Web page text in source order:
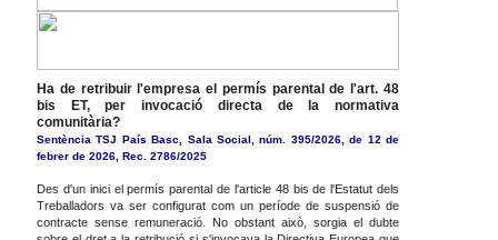
Ha de retribuir l'empresa el permís parental de l'art. 48
bis ET, per invocació directa de la normativa
comunitària?
Sentència TSJ País Basc, Sala Social, núm. 395/2026, de 12 de
febrer de 2026, Rec. 2786/2025
Des d'un inici el permís parental de l'article 48 bis de l'Estatut dels
Treballadors va ser configurat com un període de suspensió de
contracte sense remuneració. No obstant això, sorgia el dubte